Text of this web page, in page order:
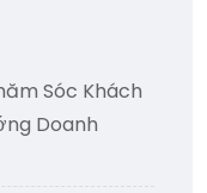
Sóc Khách
Doanh